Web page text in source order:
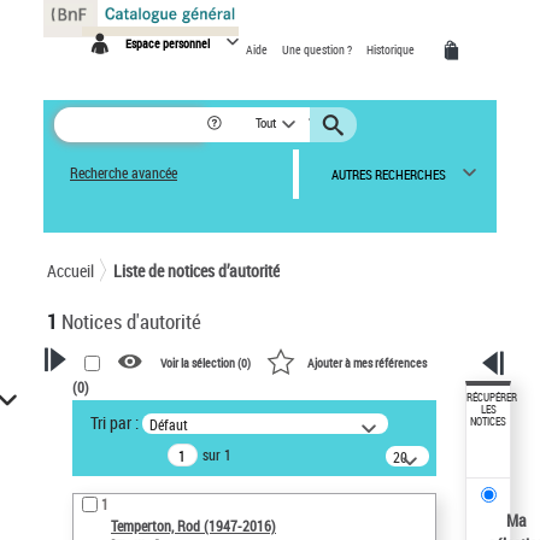
Espace personnel Aide Une question ? Historique
Tout
Recherche avancée AUTRES RECHERCHES
Accueil Liste de notices d’autorité
1 Notices d'autorité
VOTRE RECHERCHE
Recherche avancée dans les
notices d’autorité
Œuvres liées à l'auteur :
Temperton, Rod (1947-2016)
Voir la sélection (0) Ajouter à mes références
(0)
Tri par : Défaut
sur 1
20
résultats/page
1
Temperton, Rod (1947-2016)
RÉCUPÉRER
LES
NOTICES
Ma
Panneau de gestion des cookies